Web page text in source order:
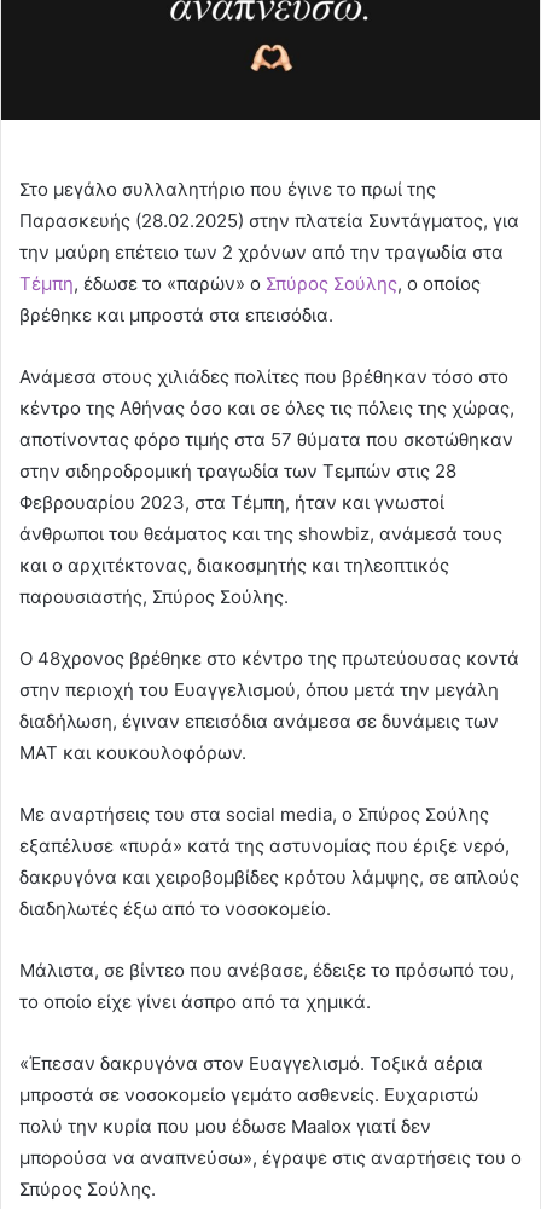
Στο μεγάλο συλλαλητήριο που έγινε το πρωί της
Παρασκευής (28.02.2025) στην πλατεία Συντάγματος, για
την μαύρη επέτειο των 2 χρόνων από την τραγωδία στα
Τέμπη, έδωσε το «παρών» ο Σπύρος Σούλης, ο οποίος
βρέθηκε και μπροστά στα επεισόδια.
Ανάμεσα στους χιλιάδες πολίτες που βρέθηκαν τόσο στο
κέντρο της Αθήνας όσο και σε όλες τις πόλεις της χώρας,
αποτίνοντας φόρο τιμής στα 57 θύματα που σκοτώθηκαν
στην σιδηροδρομική τραγωδία των Τεμπών στις 28
Φεβρουαρίου 2023, στα Τέμπη, ήταν και γνωστοί
άνθρωποι του θεάματος και της showbiz, ανάμεσά τους
και ο αρχιτέκτονας, διακοσμητής και τηλεοπτικός
παρουσιαστής, Σπύρος Σούλης.
Ο 48χρονος βρέθηκε στο κέντρο της πρωτεύουσας κοντά
στην περιοχή του Ευαγγελισμού, όπου μετά την μεγάλη
διαδήλωση, έγιναν επεισόδια ανάμεσα σε δυνάμεις των
ΜΑΤ και κουκουλοφόρων.
Με αναρτήσεις του στα social media, ο Σπύρος Σούλης
εξαπέλυσε «πυρά» κατά της αστυνομίας που έριξε νερό,
δακρυγόνα και χειροβομβίδες κρότου λάμψης, σε απλούς
διαδηλωτές έξω από το νοσοκομείο.
Μάλιστα, σε βίντεο που ανέβασε, έδειξε το πρόσωπό του,
το οποίο είχε γίνει άσπρο από τα χημικά.
«Έπεσαν δακρυγόνα στον Ευαγγελισμό. Τοξικά αέρια
μπροστά σε νοσοκομείο γεμάτο ασθενείς. Ευχαριστώ
πολύ την κυρία που μου έδωσε Maalox γιατί δεν
μπορούσα να αναπνεύσω», έγραψε στις αναρτήσεις του ο
Σπύρος Σούλης.